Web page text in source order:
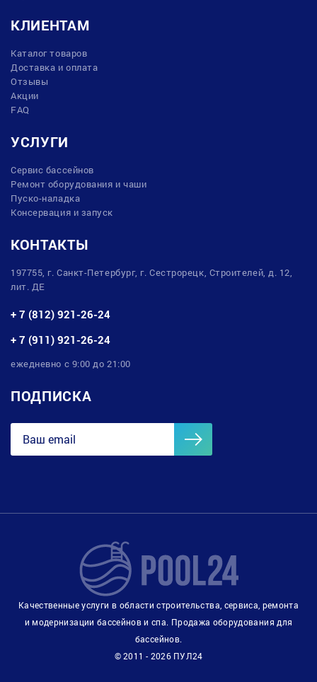
КЛИЕНТАМ
Каталог товаров
Доставка и оплата
Отзывы
Акции
FAQ
УСЛУГИ
Сервис бассейнов
Ремонт оборудования и чаши
Пуско-наладка
Консервация и запуск
КОНТАКТЫ
197755, г. Санкт-Петербург, г. Сестрорецк, Строителей, д. 12,
лит. ДЕ
+ 7 (812) 921-26-24
+ 7 (911) 921-26-24
ежедневно с 9:00 до 21:00
ПОДПИСКА
Качественные услуги в области строительства, сервиса, ремонта
и модернизации бассейнов и спа. Продажа оборудования для
бассейнов.
© 2011 - 2026 ПУЛ24